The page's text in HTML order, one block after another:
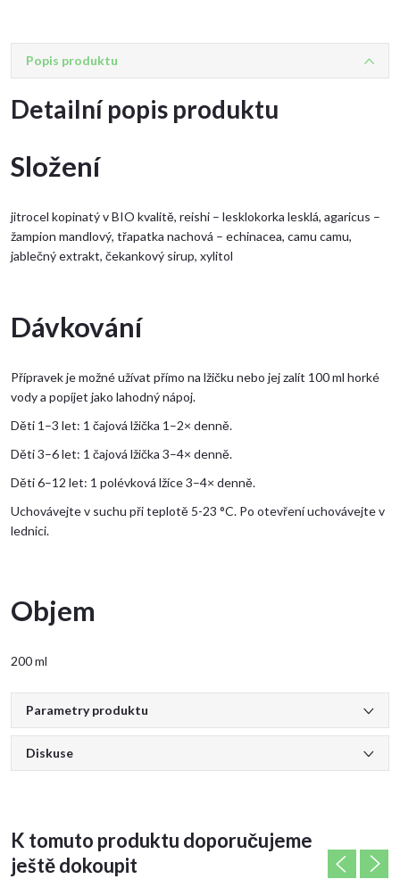
Popis produktu
Detailní popis produktu
Složení
jitrocel kopinatý v BIO kvalitě, reishi – lesklokorka lesklá, agaricus –
žampion mandlový, třapatka nachová – echinacea, camu camu,
jablečný extrakt, čekankový sirup, xylitol
Dávkování
Přípravek je možné užívat přímo na lžičku nebo jej zalít 100 ml horké
vody a popíjet jako lahodný nápoj.
Děti 1–3 let: 1 čajová lžička 1–2× denně.
Děti 3–6 let: 1 čajová lžička 3–4× denně.
Děti 6–12 let: 1 polévková lžíce 3–4× denně.
Uchovávejte v suchu při teplotě 5-23 °C. Po otevření uchovávejte v
lednici.
Objem
200 ml
Parametry produktu
Diskuse
K tomuto produktu doporučujeme
ještě dokoupit